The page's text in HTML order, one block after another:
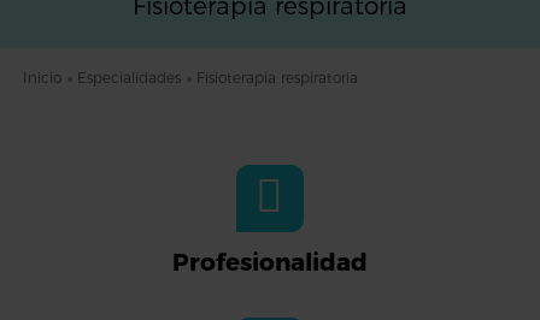
Fisioterapia respiratoria
Inicio » Especialidades » Fisioterapia respiratoria
Profesionalidad